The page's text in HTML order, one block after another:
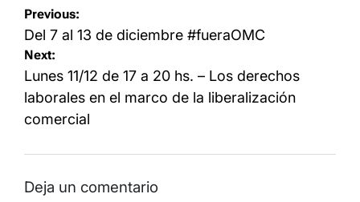
Navegación
de
entradas
Previous:
Del 7 al 13 de diciembre #fueraOMC
Next:
Lunes 11/12 de 17 a 20 hs. – Los derechos
laborales en el marco de la liberalización
comercial
Deja un comentario